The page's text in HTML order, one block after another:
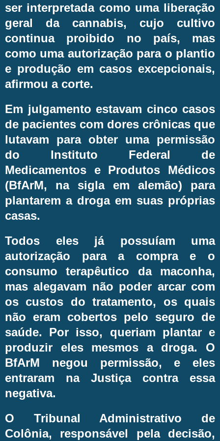
ser interpretada como uma liberação
geral da cannabis, cujo cultivo
continua proibido no país, mas
como uma autorização para o plantio
e produção em casos excepcionais,
afirmou a corte.
Em julgamento estavam cinco casos
de pacientes com dores crônicas que
lutavam para obter uma permissão
do Instituto Federal de
Medicamentos e Produtos Médicos
(BfArM, na sigla em alemão) para
plantarem a droga em suas próprias
casas.
Todos eles já possuíam uma
autorização para a compra e o
consumo terapêutico da maconha,
mas alegavam não poder arcar com
os custos do tratamento, os quais
não eram cobertos pelo seguro de
saúde. Por isso, queriam plantar e
produzir eles mesmos a droga. O
BfArM negou permissão, e eles
entraram na Justiça contra essa
negativa.
O Tribunal Administrativo de
Colônia, responsável pela decisão,